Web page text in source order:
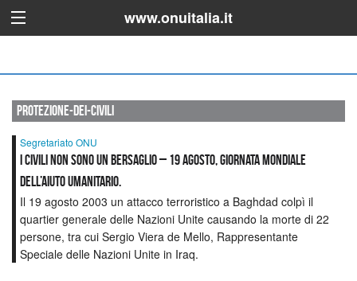
www.onuitalia.it
protezione-dei-civili
Segretariato ONU
I civili non sono un bersaglio – 19 agosto, Giornata mondiale
dell’aiuto umanitario.
Il 19 agosto 2003 un attacco terroristico a Baghdad colpì il
quartier generale delle Nazioni Unite causando la morte di 22
persone, tra cui Sergio Viera de Mello, Rappresentante
Speciale delle Nazioni Unite in Iraq.